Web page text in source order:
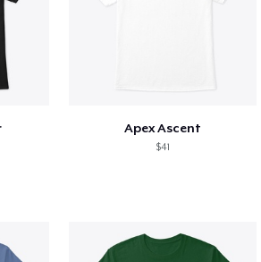
Apex Ascent
$41